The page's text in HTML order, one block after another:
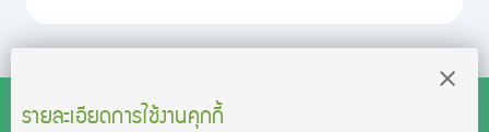
รายละเอียดการใช้งานคุกกี้